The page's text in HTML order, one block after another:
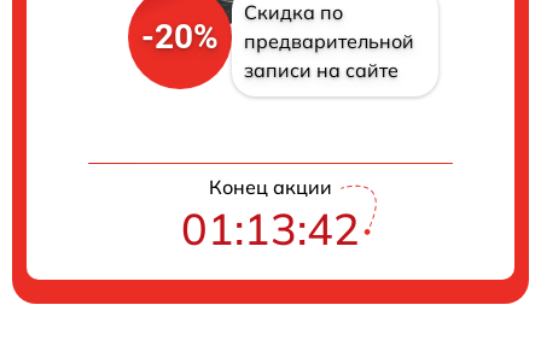
-20%
Скидка по
предварительной
записи на сайте
Конец акции
01:13:42